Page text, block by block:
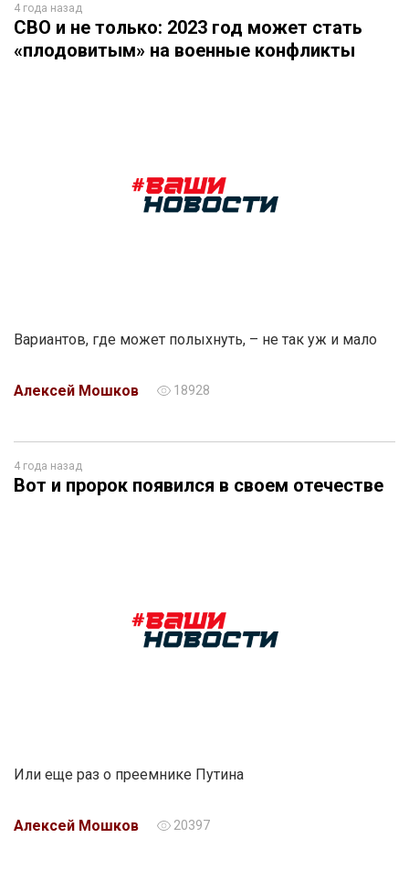
4 года назад
СВО и не только: 2023 год может стать
«плодовитым» на военные конфликты
Вариантов, где может полыхнуть, – не так уж и мало
Алексей Мошков 18928
4 года назад
Вот и пророк появился в своем отечестве
Или еще раз о преемнике Путина
Алексей Мошков 20397